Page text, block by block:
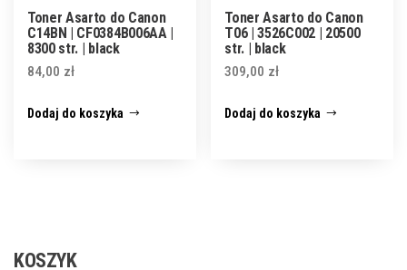
Toner Asarto do Canon
C14BN | CF0384B006AA |
8300 str. | black
84,00 zł
Dodaj do koszyka
Toner Asarto do Canon
T06 | 3526C002 | 20500
str. | black
309,00 zł
Dodaj do koszyka
KOSZYK